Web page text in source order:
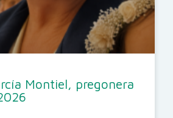
Montiel, pregonera